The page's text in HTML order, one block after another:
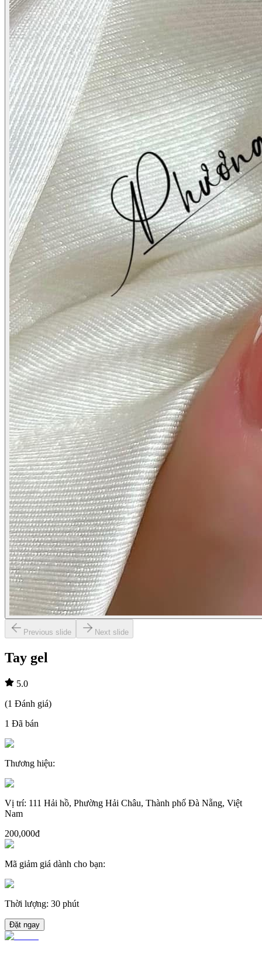
Previous slide Next slide
Tay gel
5.0
(1 Đánh giá)
1 Đã bán
Thương hiệu:
Vị trí: 111 Hải hồ, Phường Hải Châu, Thành phố Đà Nẵng, Việt
Nam
200,000đ
Mã giảm giá dành cho bạn:
Thời lượng: 30 phút
Đặt ngay